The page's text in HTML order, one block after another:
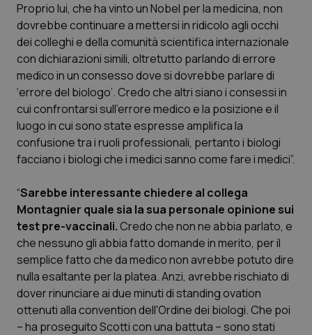
Abruzzo
Basilicata
Calabria
Campania
Emilia-Romagna
Friuli Venezia Giulia
Lazio
Liguria
Lombardia
QS Pro Gold
Artrite & artrosi
Asma & BPCO
Car-T
Colesterolo & coronaropatie
Dermatite Atopica
Diabete & glucometri
Disturbi dell’umore
Dolore
QS Club Newsletter
Proprio lui, che ha vinto un Nobel per la medicina, non
dovrebbe continuare a mettersi in ridicolo agli occhi
dei colleghi e della comunità scientifica internazionale
con dichiarazioni simili, oltretutto parlando di errore
medico in un consesso dove si dovrebbe parlare di
‘errore del biologo’. Credo che altri siano i consessi in
cui confrontarsi sull'errore medico e la posizione e il
luogo in cui sono state espresse amplifica la
confusione tra i ruoli professionali, pertanto i biologi
facciano i biologi che i medici sanno come fare i medici”.
“Sarebbe interessante chiedere al collega
Montagnier quale sia la sua personale opinione sui
test pre-vaccinali. Credo che non ne abbia parlato, e
che nessuno gli abbia fatto domande in merito, per il
semplice fatto che da medico non avrebbe potuto dire
nulla esaltante per la platea. Anzi, avrebbe rischiato di
dover rinunciare ai due minuti di standing ovation
ottenuti alla convention dell'Ordine dei biologi. Che poi
– ha proseguito Scotti con una battuta – sono stati